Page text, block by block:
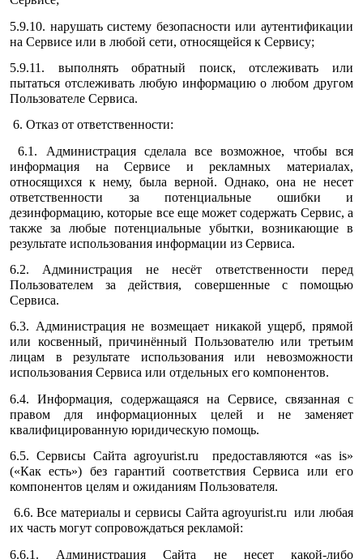
5.9.10. нарушать систему безопасности или аутентификации
на Сервисе или в любой сети, относящейся к Сервису;
5.9.11. выполнять обратный поиск, отслеживать или
пытаться отслеживать любую информацию о любом другом
Пользователе Сервиса.
6. Отказ от ответственности:
6.1. Администрация сделала все возможное, чтобы вся
информация на Сервисе и рекламных материалах,
относящихся к нему, была верной. Однако, она не несет
ответственности за потенциальные ошибки и
дезинформацию, которые все еще может содержать Сервис, а
также за любые потенциальные убытки, возникающие в
результате использования информации из Сервиса.
6.2. Администрация не несёт ответственности перед
Пользователем за действия, совершенные с помощью
Сервиса.
6.3. Администрация не возмещает никакой ущерб, прямой
или косвенный, причинённый Пользователю или третьим
лицам в результате использования или невозможности
использования Сервиса или отдельных его компонентов.
6.4. Информация, содержащаяся на Сервисе, связанная с
правом для информационных целей и не заменяет
квалифицированную юридическую помощь.
6.5. Сервисы Сайта agroyurist.ru предоставляются «as is»
(«Как есть») без гарантий соответствия Сервиса или его
компонентов целям и ожиданиям Пользователя.
6.6. Все материалы и сервисы Сайта agroyurist.ru или любая
их часть могут сопровождаться рекламой:
6.6.1. Администрация Сайта не несет какой-либо